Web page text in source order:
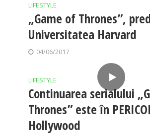
LIFESTYLE
„Game of Thrones”,
Universitatea Harvard
04/06/2017
LIFESTYLE
Continuarea serialului
Thrones” este în
Hollywood